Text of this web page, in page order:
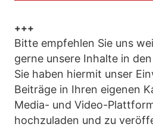
+++
Bitte empfehlen Sie uns
gerne unsere Inhalte in
Sie haben hiermit unser
Beiträge in Ihren eigenen
Media- und Video-
hochzuladen und zu